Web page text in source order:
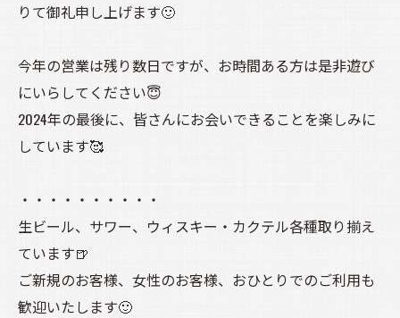
りて御礼申し上げます🙂
今年の営業は残り数日ですが、お時間ある方は是非遊び
にいらしてください😇
2024年の最後に、皆さんにお会いできることを楽しみに
しています🥰
・・・・・・・・・・
生ビール、サワー、ウィスキー・カクテル各種取り揃え
ています🍺
ご新規のお客様、女性のお客様、おひとりでのご利用も
歓迎いたします🙂